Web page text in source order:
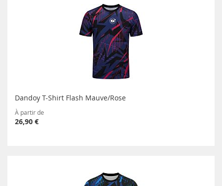
Dandoy T-Shirt Flash Mauve/Rose
À partir de
26,90 €